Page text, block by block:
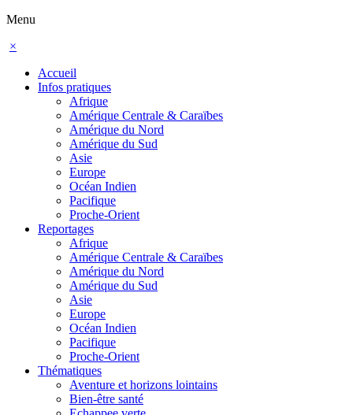
Menu
×
Accueil
Infos pratiques
Afrique
Amérique Centrale & Caraïbes
Amérique du Nord
Amérique du Sud
Asie
Europe
Océan Indien
Pacifique
Proche-Orient
Reportages
Afrique
Amérique Centrale & Caraïbes
Amérique du Nord
Amérique du Sud
Asie
Europe
Océan Indien
Pacifique
Proche-Orient
Thématiques
Aventure et horizons lointains
Bien-être santé